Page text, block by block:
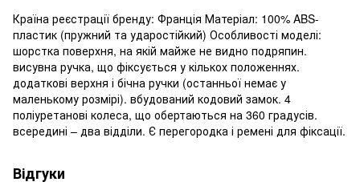
Країна реєстрації бренду: Франція Матеріал: 100% ABS-
пластик (пружний та ударостійкий) Особливості моделі:
шорстка поверхня, на якій майже не видно подряпин.
висувна ручка, що фіксується у кількох положеннях.
додаткові верхня і бічна ручки (останньої немає у
маленькому розмірі). вбудований кодовий замок. 4
поліуретанові колеса, що обертаються на 360 градусів.
всередині – два відділи. Є перегородка і ремені для фіксації.
Відгуки